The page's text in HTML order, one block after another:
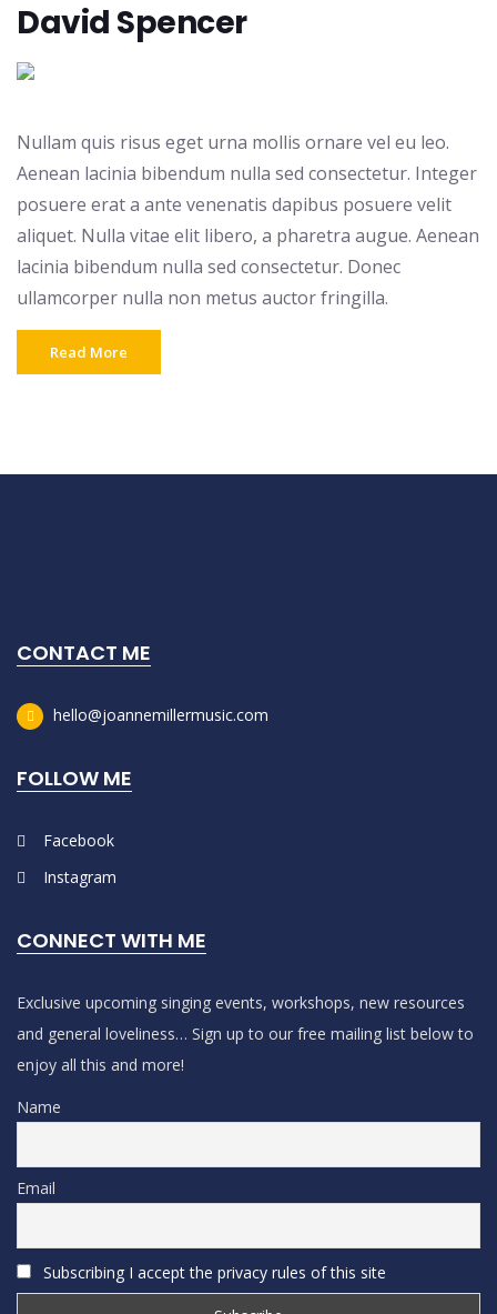
David Spencer
Nullam quis risus eget urna mollis ornare vel eu leo.
Aenean lacinia bibendum nulla sed consectetur. Integer
posuere erat a ante venenatis dapibus posuere velit
aliquet. Nulla vitae elit libero, a pharetra augue. Aenean
lacinia bibendum nulla sed consectetur. Donec
ullamcorper nulla non metus auctor fringilla.
Read More
CONTACT ME
hello@joannemillermusic.com
FOLLOW ME
Facebook
Instagram
CONNECT WITH ME
Exclusive upcoming singing events, workshops, new resources
and general loveliness… Sign up to our free mailing list below to
enjoy all this and more!
Name
Email
Subscribing I accept the privacy rules of this site